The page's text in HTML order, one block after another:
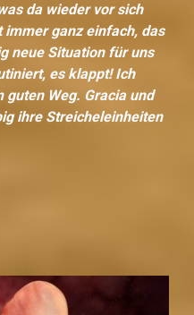
da wieder vor sich
immer ganz einfach, das
neue Situation für uns
es klappt! Ich
Weg. Gracia und
ihre Streicheleinheiten